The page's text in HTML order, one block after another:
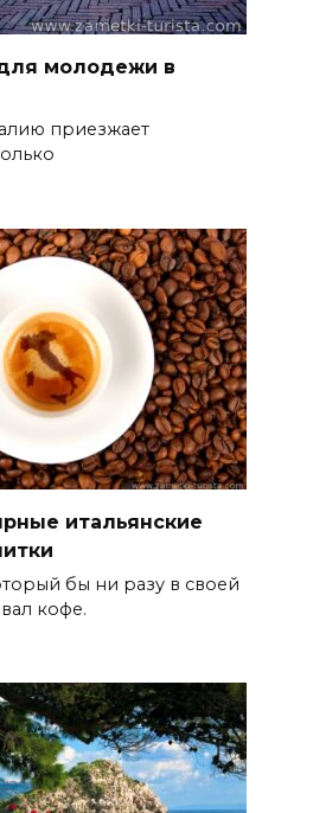
молодежи в
приезжает
итальянские
бы ни разу в своей
кофе.